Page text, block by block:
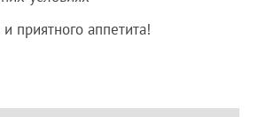
приятного аппетита!